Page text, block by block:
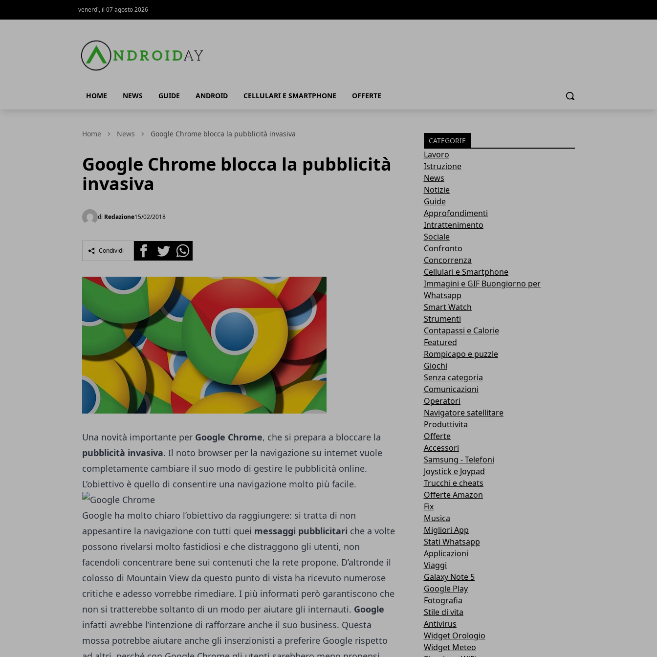
venerdì, il 07 agosto 2026
HOME NEWS GUIDE ANDROID CELLULARI E SMARTPHONE OFFERTE Cerca
Home News Google Chrome blocca la pubblicità invasiva
Google Chrome blocca la pubblicità
invasiva
di Redazione15/02/2018
Condividi FacebookTwitterWhatsapp
Una novità importante per Google Chrome, che si prepara a bloccare la
pubblicità invasiva. Il noto browser per la navigazione su internet vuole
completamente cambiare il suo modo di gestire le pubblicità online.
L’obiettivo è quello di consentire una navigazione molto più facile.
Google ha molto chiaro l’obiettivo da raggiungere: si tratta di non
appesantire la navigazione con tutti quei messaggi pubblicitari che a volte
possono rivelarsi molto fastidiosi e che distraggono gli utenti, non
facendoli concentrare bene sui contenuti che la rete propone. D’altronde il
colosso di Mountain View da questo punto di vista ha ricevuto numerose
critiche e adesso vorrebbe rimediare. I più informati però garantiscono che
non si tratterebbe soltanto di un modo per aiutare gli internauti. Google
infatti avrebbe l’intenzione di rafforzare anche il suo business. Questa
mossa potrebbe aiutare anche gli inserzionisti a preferire Google rispetto
CATEGORIE
Lavoro
Istruzione
News
Notizie
Guide
Approfondimenti
Intrattenimento
Sociale
Confronto
Concorrenza
Cellulari e Smartphone
Immagini e GIF Buongiorno per
Whatsapp
Smart Watch
Strumenti
Contapassi e Calorie
Featured
Rompicapo e puzzle
Giochi
Senza categoria
Comunicazioni
Operatori
Navigatore satellitare
Produttivita
Offerte
Accessori
Samsung - Telefoni
Joystick e Joypad
Trucchi e cheats
Offerte Amazon
Fix
Musica
Migliori App
Stati Whatsapp
Applicazioni
Viaggi
Galaxy Note 5
Google Play
Fotografia
Stile di vita
Antivirus
Widget Orologio
Widget Meteo